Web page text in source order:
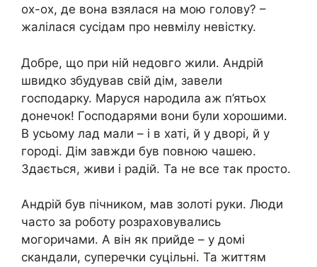
ох-ох, де вона взялася на мою голову? –
жалілася сусідам про невмілу невістку.
Добре, що при ній недовго жили. Андрій
швидко збудував свій дім, завели
господарку. Маруся народила аж п’ятьох
донечок! Господарями вони були хорошими.
В усьому лад мали – і в хаті, й у дворі, й у
городі. Дім завжди був повною чашею.
Здається, живи і радій. Та не все так просто.
Андрій був пічником, мав золоті руки. Люди
часто за роботу розраховувались
могоричами. А він як прийде – у домі
скандали, суперечки суцільні. Та життям